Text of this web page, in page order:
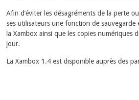
Afin d’éviter les désagréments de la perte
ses utilisateurs une fonction de sauvegarde
la Xambox ainsi que les copies
jour.
La Xambox 1.4 est disponible auprès des